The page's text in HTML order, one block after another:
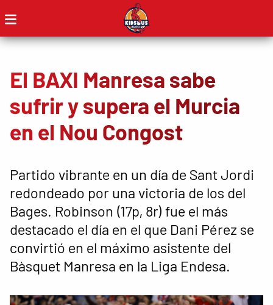
El BAXI Manresa sabe
sufrir y supera el Murcia
en el Nou Congost
Partido vibrante en un día de Sant Jordi
redondeado por una victoria de los del
Bages. Robinson (17p, 8r) fue el más
destacado el día en el que Dani Pérez se
convirtió en el máximo asistente del
Bàsquet Manresa en la Liga Endesa.